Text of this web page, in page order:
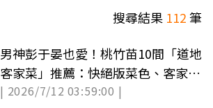
搜尋結果 112筆
男神彭于晏也愛！桃竹苗10間「道地
客家菜」推薦：快絕版菜色、客家麻
辣鍋
| 2026/7/12 03:59:00 |